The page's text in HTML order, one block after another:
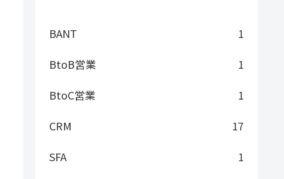
BANT
1
BtoB営業
1
BtoC営業
1
CRM
17
SFA
1